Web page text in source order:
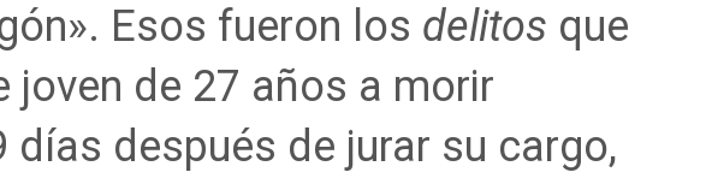
Esos fueron los delitos que
joven de 27 años a morir
días después de jurar su cargo,